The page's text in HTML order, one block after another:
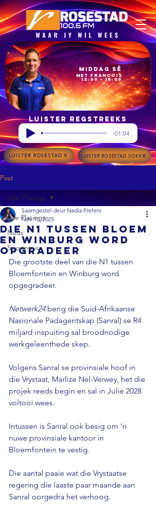
12:00 – 15:00
met Francois
Middag Sê
Luister regstreeks
-01:04
LUISTER ROSESTAD X LUISTER ROSESTAD SOKKIE
Post
Alle Plasings
Nuus
Sportnuus
Alle Plasings
Die N1 tussen Bloem
en Winburg word
opgradeer
Saamgestel deur Nadia Pieters
Nov 10, 2025
Die grootste deel van die N1 tussen
Bloemfontein en Winburg word
opgegradeer.
Netwerk24 berig die Suid-Afrikaanse
Nasionale Padagentskap (Sanral) se R4
miljard inspuiting sal broodnodige
werkgeleenthede skep.
Volgens Sanral se provinsiale hoof in
die Vrystaat, Marlize Nel-Verwey, het die
projek reeds begin en sal in Julie 2028
voltooi wees.
Intussen is Sanral ook besig om ‘n
nuwe provinsiale kantoor in
Bloemfontein te vestig.
Die aantal paaie wat die Vrystaatse
regering die laaste paar maande aan
Sanral oorgedra het verhoog.